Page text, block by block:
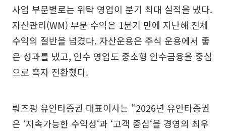
사업 부문별로는 위탁 영업이 분기 최대 실적을 냈다.
자산관리(WM) 부문 수익은 1분기 만에 지난해 전체
수익의 절반을 넘겼다. 자산운용은 주식 운용에서 좋
은 성과를 냈고, 인수 영업도 중소형 인수금융을 중심
으로 흑자 전환했다.
뤄즈펑 유안타증권 대표이사는 “2026년 유안타증권
은 ‘지속가능한 수익성‘과 ‘고객 중심‘을 경영의 최우